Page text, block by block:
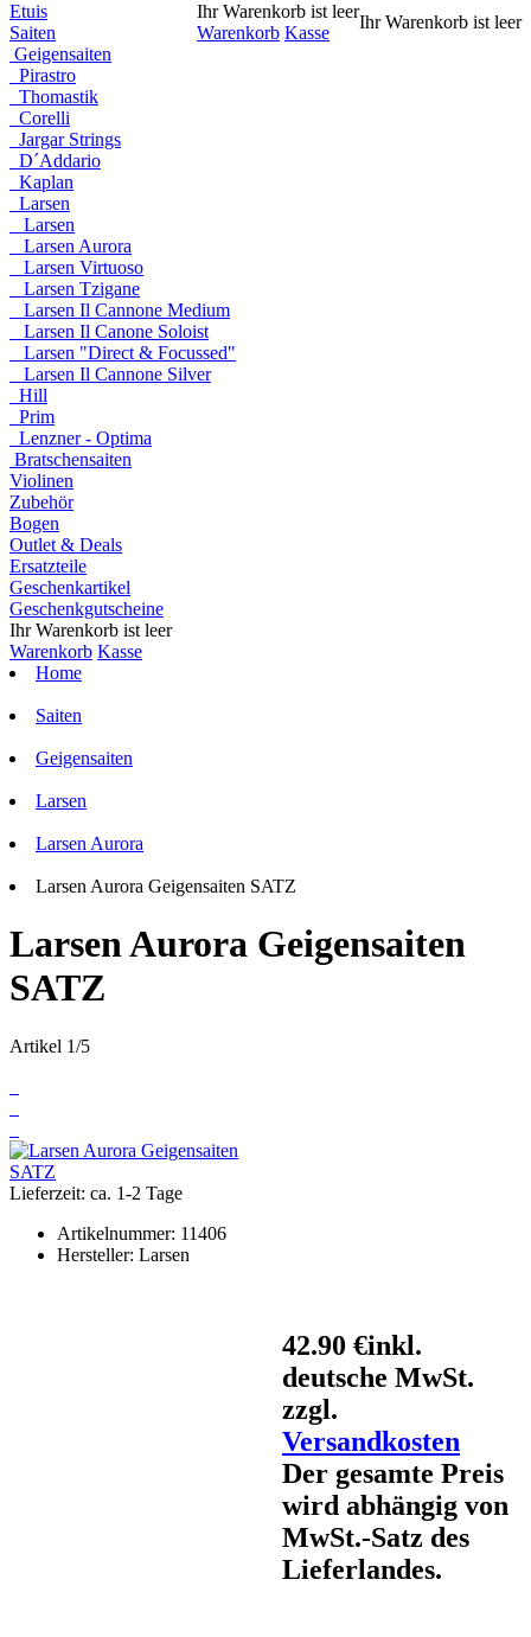
Ihr Warenkorb ist leer
Warenkorb Kasse
Ihr Warenkorb ist leer
Etuis
Saiten
Geigensaiten
Pirastro
Thomastik
Corelli
Jargar Strings
D´Addario
Kaplan
Larsen
Larsen
Larsen Aurora
Larsen Virtuoso
Larsen Tzigane
Larsen Il Cannone Medium
Larsen Il Canone Soloist
Larsen "Direct & Focussed"
Larsen Il Cannone Silver
Hill
Prim
Lenzner - Optima
Bratschensaiten
Violinen
Zubehör
Bogen
Outlet & Deals
Ersatzteile
Geschenkartikel
Geschenkgutscheine
Ihr Warenkorb ist leer
Warenkorb Kasse
Home
Saiten
Geigensaiten
Larsen
Larsen Aurora
Larsen Aurora Geigensaiten SATZ
Larsen Aurora Geigensaiten
SATZ
Artikel 1/5
Lieferzeit: ca. 1-2 Tage
Artikelnummer: 11406
Hersteller: Larsen
42.90 €inkl.
deutsche MwSt.
zzgl.
Versandkosten
Der gesamte Preis
wird abhängig von
MwSt.-Satz des
Lieferlandes.